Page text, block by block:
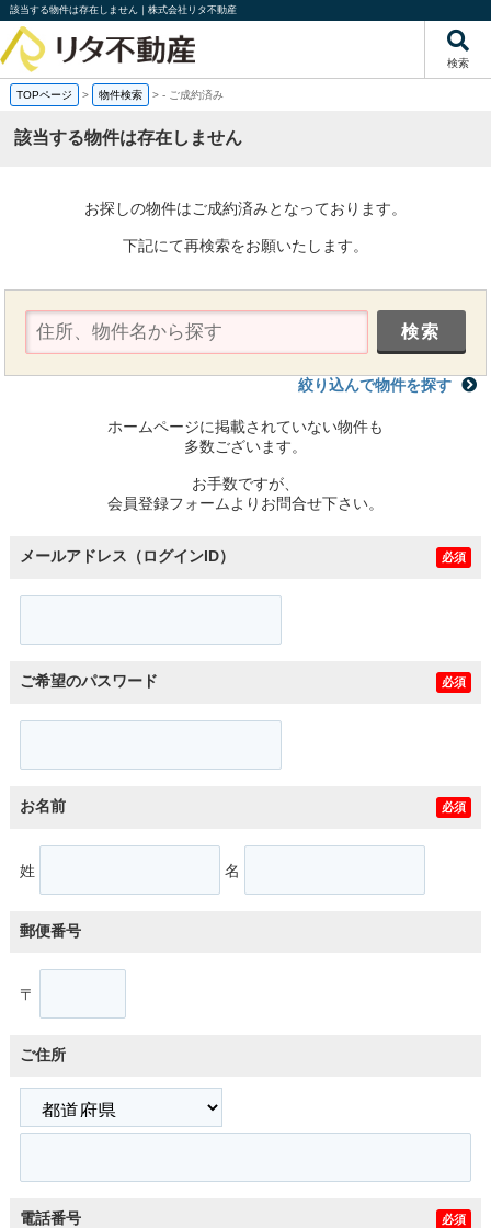
該当する物件は存在しません｜株式会社リタ不動産
検索
TOPページ > 物件検索 >- ご成約済み
該当する物件は存在しません
お探しの物件はご成約済みとなっております。
下記にて再検索をお願いたします。
絞り込んで物件を探す
ホームページに掲載されていない物件も
多数ございます。
お手数ですが、
会員登録フォームよりお問合せ下さい。
メールアドレス（ログインID） 必須
ご希望のパスワード 必須
お名前 必須
姓 名
郵便番号
〒
ご住所
電話番号 必須